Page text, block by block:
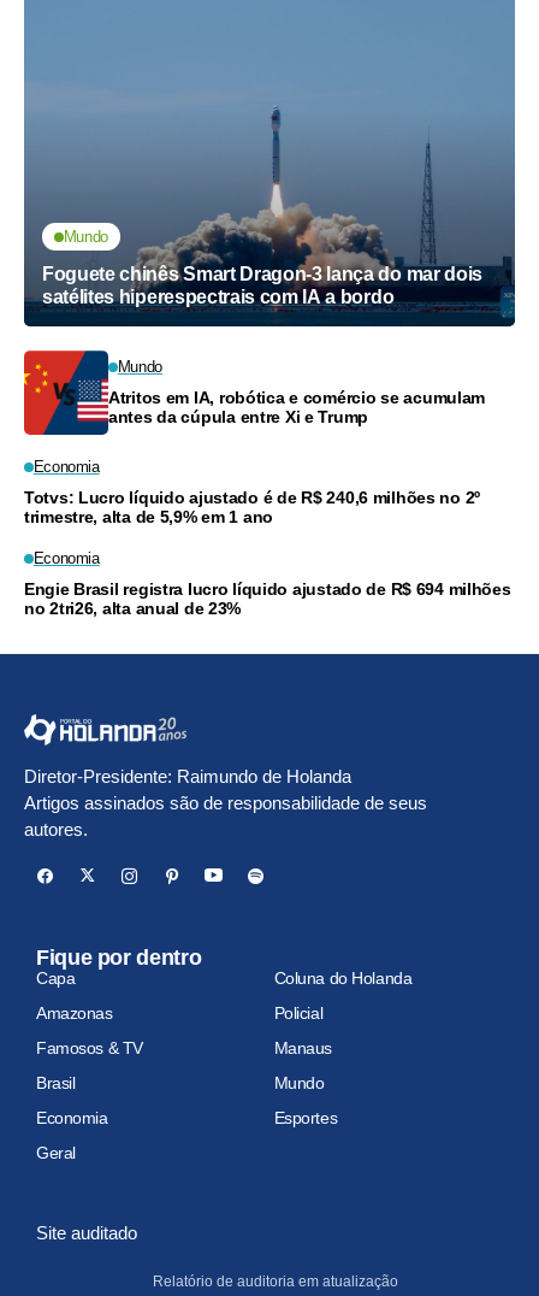
Mundo
Foguete chinês Smart Dragon-3 lança do mar dois
satélites hiperespectrais com IA a bordo
Mundo
Atritos em IA, robótica e comércio se acumulam
antes da cúpula entre Xi e Trump
Economia
Totvs: Lucro líquido ajustado é de R$ 240,6 milhões no 2º
trimestre, alta de 5,9% em 1 ano
Economia
Engie Brasil registra lucro líquido ajustado de R$ 694 milhões
no 2tri26, alta anual de 23%
Diretor-Presidente: Raimundo de Holanda
Artigos assinados são de responsabilidade de seus
autores.
Fique por dentro
Capa
Coluna do Holanda
Amazonas
Policial
Famosos & TV
Manaus
Brasil
Mundo
Economia
Esportes
Geral
Site auditado
Relatório de auditoria em atualização